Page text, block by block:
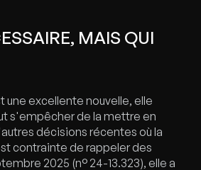
MAIS QUI
une excellente nouvelle, elle
s'empêcher de la mettre en
décisions récentes où la
contrainte de rappeler des
2025 (n° 24-13.323), elle a